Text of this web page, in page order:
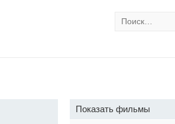
Показать фильмы